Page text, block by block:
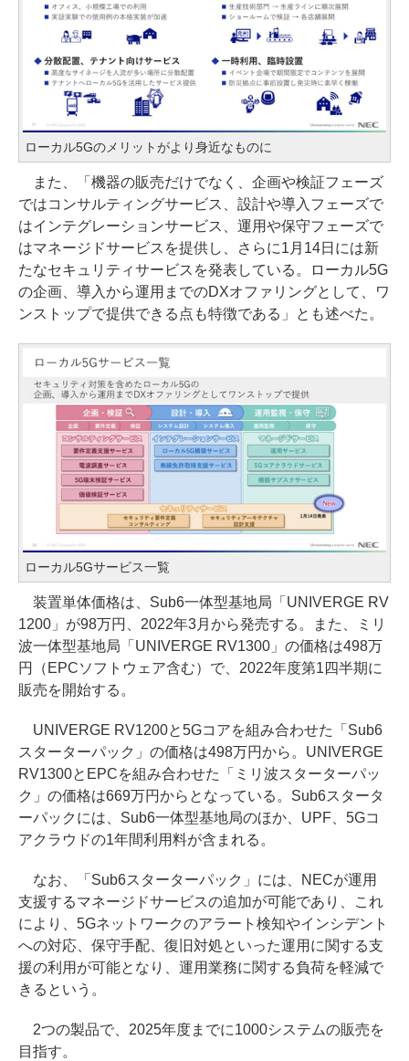
ローカル5Gのメリットがより身近なものに
また、「機器の販売だけでなく、企画や検証フェーズ
ではコンサルティングサービス、設計や導入フェーズで
はインテグレーションサービス、運用や保守フェーズで
はマネージドサービスを提供し、さらに1月14日には新
たなセキュリティサービスを発表している。ローカル5G
の企画、導入から運用までのDXオファリングとして、ワ
ンストップで提供できる点も特徴である」とも述べた。
ローカル5Gサービス一覧
装置単体価格は、Sub6一体型基地局「UNIVERGE RV
1200」が98万円、2022年3月から発売する。また、ミリ
波一体型基地局「UNIVERGE RV1300」の価格は498万
円（EPCソフトウェア含む）で、2022年度第1四半期に
販売を開始する。
UNIVERGE RV1200と5Gコアを組み合わせた「Sub6
スターターパック」の価格は498万円から。UNIVERGE
RV1300とEPCを組み合わせた「ミリ波スターターパッ
ク」の価格は669万円からとなっている。Sub6スタータ
ーパックには、Sub6一体型基地局のほか、UPF、5Gコ
アクラウドの1年間利用料が含まれる。
なお、「Sub6スターターパック」には、NECが運用
支援するマネージドサービスの追加が可能であり、これ
により、5Gネットワークのアラート検知やインシデント
への対応、保守手配、復旧対処といった運用に関する支
援の利用が可能となり、運用業務に関する負荷を軽減で
きるという。
2つの製品で、2025年度までに1000システムの販売を
目指す。